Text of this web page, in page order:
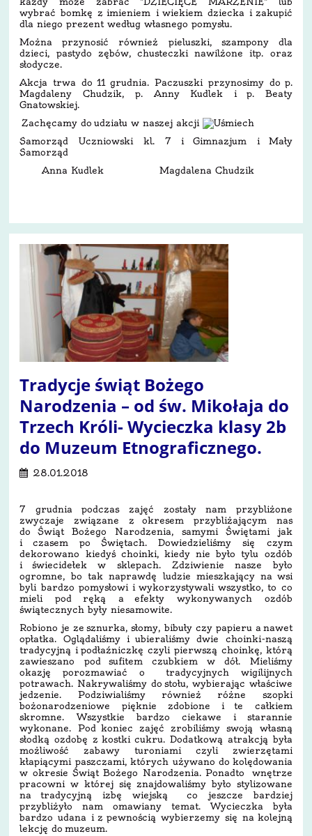
wybrać bomkę z imieniem i wiekiem dziecka i zakupić
dla niego prezent według własnego pomysłu.
Można przynosić również pieluszki, szampony dla
dzieci, pastydo zębów, chusteczki nawilżone itp. oraz
słodycze.
Akcja trwa do 11 grudnia. Paczuszki przynosimy do p.
Magdaleny Chudzik, p. Anny Kudlek i p. Beaty
Gnatowskiej.
Zachęcamy do udziału w naszej akcji
Samorząd Uczniowski kl. 7 i Gimnazjum i Mały
Samorząd
Anna Kudlek Magdalena Chudzik
Tradycje świąt Bożego
Narodzenia – od św. Mikołaja do
Trzech Króli- Wycieczka klasy 2b
do Muzeum Etnograficznego.
28.01.2018
7 grudnia podczas zajęć zostały nam przybliżone
zwyczaje związane z okresem przybliżającym nas
do Świąt Bożego Narodzenia, samymi Świętami jak
i czasem po Świętach. Dowiedzieliśmy się czym
dekorowano kiedyś choinki, kiedy nie było tylu ozdób
i świecidełek w sklepach. Zdziwienie nasze było
ogromne, bo tak naprawdę ludzie mieszkający na wsi
byli bardzo pomysłowi i wykorzystywali wszystko, to co
mieli pod ręką a efekty wykonywanych ozdób
świątecznych były niesamowite.
Robiono je ze sznurka, słomy, bibuły czy papieru a nawet
opłatka. Oglądaliśmy i ubieraliśmy dwie choinki-naszą
tradycyjną i podłaźniczkę czyli pierwszą choinkę, którą
zawieszano pod sufitem czubkiem w dół. Mieliśmy
okazję porozmawiać o tradycyjnych wigilijnych
potrawach. Nakrywaliśmy do stołu, wybierając właściwe
jedzenie. Podziwialiśmy również różne szopki
bożonarodzeniowe pięknie zdobione i te całkiem
skromne. Wszystkie bardzo ciekawe i starannie
wykonane. Pod koniec zajęć zrobiliśmy swoją własną
słodką ozdobę z kostki cukru. Dodatkową atrakcją była
możliwość zabawy turoniami czyli zwierzętami
kłapiącymi paszczami, których używano do kolędowania
w okresie Świąt Bożego Narodzenia. Ponadto wnętrze
pracowni w której się znajdowaliśmy było stylizowane
na tradycyjną izbę wiejską co jeszcze bardziej
przybliżyło nam omawiany temat. Wycieczka była
bardzo udana i z pewnością wybierzemy się na kolejną
lekcję do muzeum.